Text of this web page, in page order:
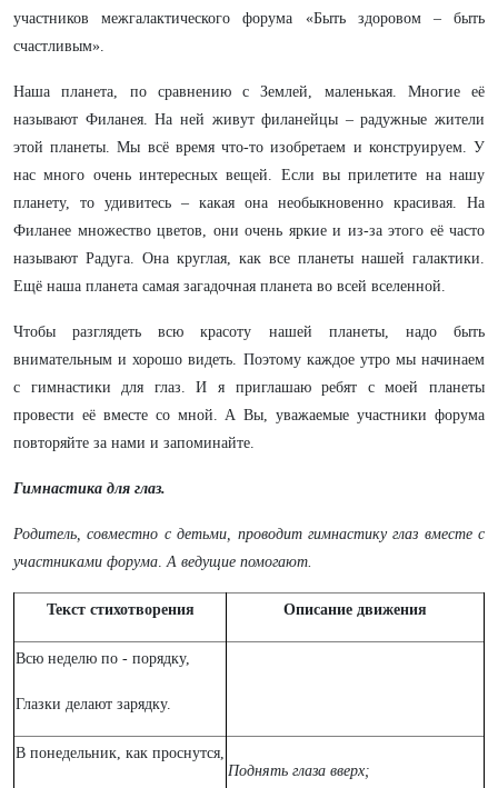
участников межгалактического форума «Быть здоровом – быть
счастливым».
Наша планета, по сравнению с Землей, маленькая. Многие её
называют Филанея. На ней живут филанейцы – радужные жители
этой планеты. Мы всё время что-то изобретаем и конструируем. У
нас много очень интересных вещей. Если вы прилетите на нашу
планету, то удивитесь – какая она необыкновенно красивая. На
Филанее множество цветов, они очень яркие и из-за этого её часто
называют Радуга. Она круглая, как все планеты нашей галактики.
Ещё наша планета самая загадочная планета во всей вселенной.
Чтобы разглядеть всю красоту нашей планеты, надо быть
внимательным и хорошо видеть. Поэтому каждое утро мы начинаем
с гимнастики для глаз. И я приглашаю ребят с моей планеты
провести её вместе со мной. А Вы, уважаемые участники форума
повторяйте за нами и запоминайте.
Гимнастика для глаз.
Родитель, совместно с детьми, проводит гимнастику глаз вместе с
участниками форума.А ведущие помогают.
Текст стихотворения Описание движения
Всю неделю по - порядку,
Глазки делают зарядку.
В понедельник, как проснутся,
Поднять глаза вверх;